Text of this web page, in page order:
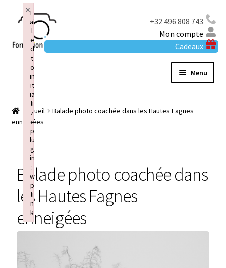
+32 496 808 743
Mon compte
Cadeaux
Menu
Animalier
Vos formateurs
Accueil
Balade photo coachée dans les Hautes Fagnes
enneigées
Balade photo coachée dans
les Hautes Fagnes
enneigées
F
ai
l
e
d
t
o
in
it
ia
li
z
e
p
lu
g
in
:
w
p
li
n
k
×
Failed to initialize plugin: wplink